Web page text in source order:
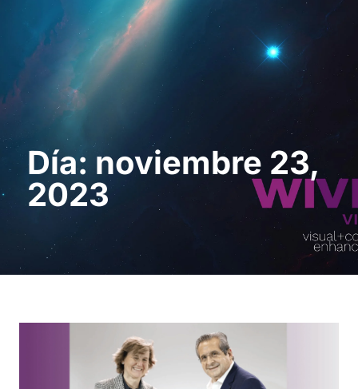
Solicita una demo
Día: noviembre 23,
2023